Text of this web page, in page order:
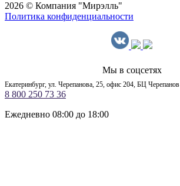
2026 © Компания "Мирэлль"
Политика конфиденциальности
Мы в соцсетях
Екатеринбург, ул. Черепанова, 25, офис 204, БЦ Черепанов
8 800 250 73 36
Ежедневно 08:00 до 18:00